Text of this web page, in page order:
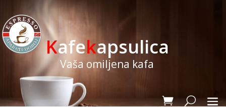
Kafekapsulica
Vaša omiljena kafa